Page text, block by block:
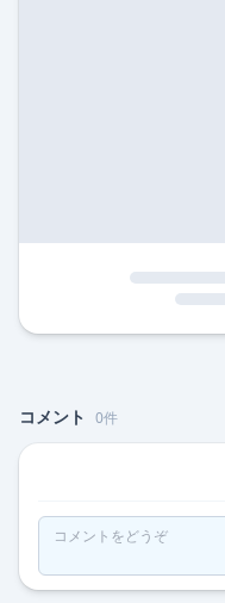
コメント 0件